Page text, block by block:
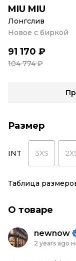
MIU MIU
Лонгслив
Новое с биркой
91 170 ₽
104 774 ₽
Размер
INT 3XS
Таблица
О товаре
newnow
2 years ago